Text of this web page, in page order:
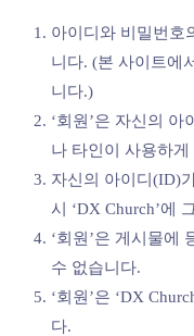
아이디와 비밀번호
니다. (본 사이트에
니다.)
‘회원’은 자신의
나 타인이 사용하
자신의 아이디(ID)
시 ‘DX Church’에
‘회원’은 게시물에
수 없습니다.
‘회원’은 ‘DX
다.